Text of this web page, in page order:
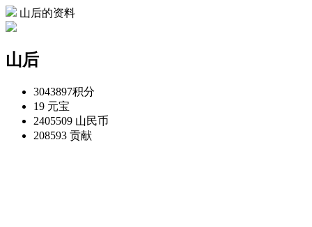
山后的资料
山后
3043897积分
19 元宝
2405509 山民币
208593 贡献